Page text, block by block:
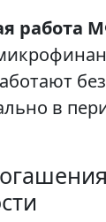
работа
в